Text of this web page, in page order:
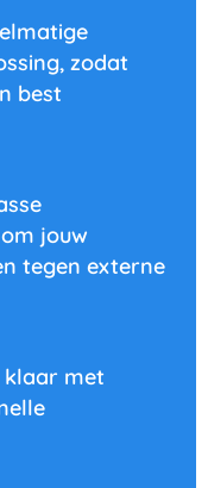
zodat
best
jouw
tegen externe
klaar met